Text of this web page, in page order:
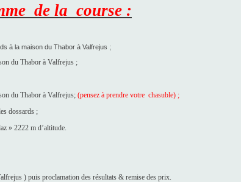
de la course :
la maison du Thabor à Valfrejus ;
du Thabor à Valfrejus ;
du Thabor à Valfrejus; (pensez à prendre votre chasuble) ;
dossards ;
» 2222 m d’altitude.
) puis proclamation des résultats & remise des prix.